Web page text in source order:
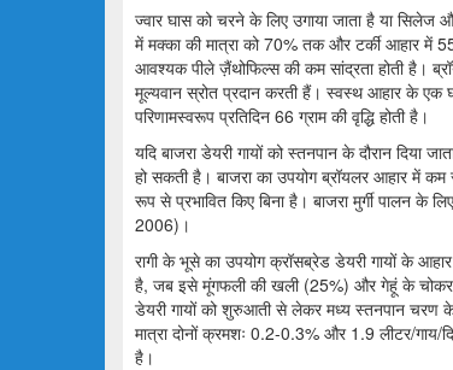
ज्वार घास को चरने के लिए उगाया जाता है या
में मक्का की मात्रा को 70% तक और टर्की आहार में
आवश्यक पीले ज़ैंथोफिल्स की कम सांद्रता होती है।
मूल्यवान स्रोत प्रदान करती हैं। स्वस्थ आहार के एक
परिणामस्वरूप प्रतिदिन 66 ग्राम की वृद्धि होती है।
यदि बाजरा डेयरी गायों को स्तनपान के दौरान
हो सकती है। बाजरा का उपयोग ब्रॉयलर आहार में
रूप से प्रभावित किए बिना है। बाजरा मुर्गी पालन
2006)।
रागी के भूसे का उपयोग क्रॉसब्रेड डेयरी गायों के
है, जब इसे मूंगफली की खली (25%) और गेहूं के
डेयरी गायों को शुरुआती से लेकर मध्य स्तनपान चरण के
मात्रा दोनों क्रमशः 0.2-0.3% और 1.9 लीटर/गाय/
है।